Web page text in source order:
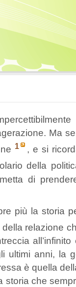
Ma
1
, e si
della
di
più la storia
relazione
ultimi anni, la
è quella
storia che